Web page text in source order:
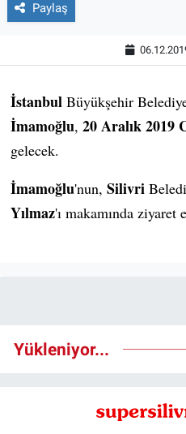
Paylaş
İstanbul Büyükşehir
İmamoğlu, 20 Aralık 2019
gelecek.
İmamoğlu'nun, Silivri
Yılmaz'ı makamında ziyaret
Yükleniyor...